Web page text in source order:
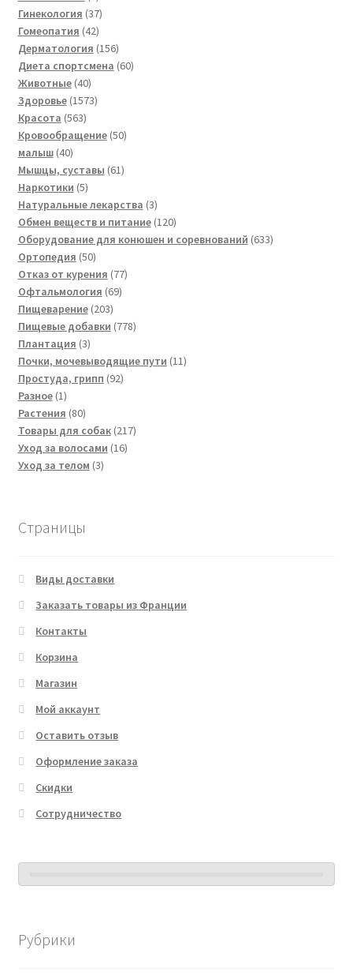
товара
Гинекология 3737
товаров
Гомеопатия 4242
товара
Дерматология 156156
товаров
Диета спортсмена 6060
Животные 4040
товаров
Здоровье 15731573
Красота 563563
товара
Кровообращение 5050
малыш 4040
товаров
Мышцы, суставы 6161
Наркотики 55
товаров
Натуральные лекарства 33
товара
Обмен веществ и питание 120120
товаров
Оборудование для конюшен и соревнований 633633
Ортопедия 5050
товаров
Отказ от курения 7777
Офтальмология 6969
Пищеварение 203203
товара
Пищевые добавки 778778
Плантация 33
товара
Почки, мочевыводящие пути 1111
Простуда, грипп 9292
Разное 11
товар
Растения 8080
товаров
Товары для собак 217217
Уход за волосами 1616
Уход за телом 33
Страницы
Виды доставки
Заказать товары из Франции
Контакты
Корзина
Магазин
Мой аккаунт
Оставить отзыв
Оформление заказа
Скидки
Сотрудничество
Рубрики